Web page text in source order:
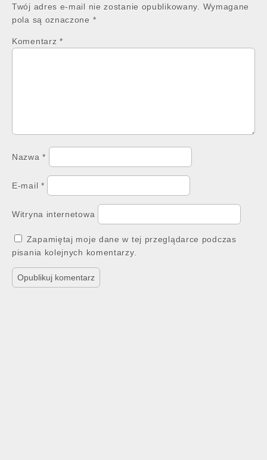
Twój adres e-mail nie zostanie opublikowany.
Wymagane
pola są oznaczone *
Komentarz *
Nazwa*
E-mail *
Witryna internetowa
Zapamiętaj moje dane w tej przeglądarce podczas
pisania kolejnych komentarzy.